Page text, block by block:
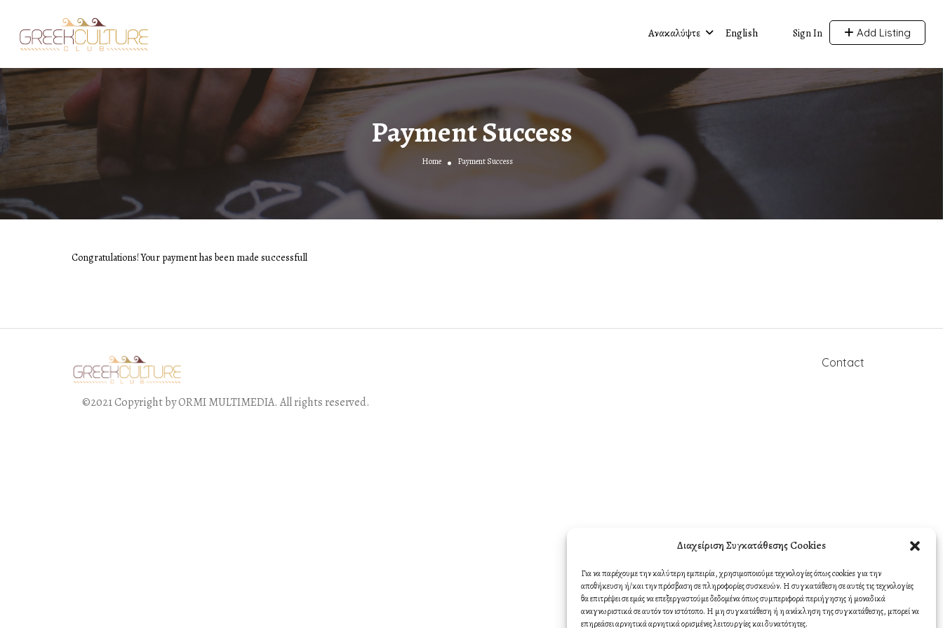
Διαχείριση Συγκατάθεσης Cookies
Για να παρέχουμε την καλύτερη εμπειρία, χρησιμοποιούμε τεχνολογίες όπως cookies για την
αποθήκευση ή/και την πρόσβαση σε πληροφορίες συσκευών. Η συγκατάθεση σε αυτές τις τεχνολογίες
θα επιτρέψει σε εμάς να επεξεργαστούμε δεδομένα όπως συμπεριφορά περιήγησης ή μοναδικά
αναγνωριστικά σε αυτόν τον ιστότοπο. Η μη συγκατάθεση ή η ανάκληση της συγκατάθεσης, μπορεί να
επηρεάσει αρνητικά αρνητικά ορισμένες λειτουργίες και δυνατότητες.
Sign In Add Listing
Ανακαλύψτε English
Payment Success
Home Payment Success
Congratulations! Your payment has been made successfull
©2021 Copyright by ORMI MULTIMEDIA. All rights reserved.
Contact